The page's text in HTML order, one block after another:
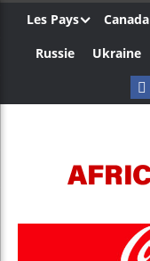
Les Pays Canada
Russie
Ukraine